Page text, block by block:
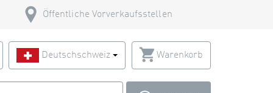
Öffentliche Vorverkaufsstellen
Deutschschweiz Warenkorb